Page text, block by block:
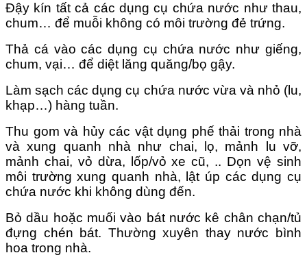
Đậy kín tất cả các dụng cụ chứa nước như thau,
chum… để muỗi không có môi trường đẻ trứng.
Thả cá vào các dụng cụ chứa nước như giếng,
chum, vại… để diệt lăng quăng/bọ gậy.
Làm sạch các dụng cụ chứa nước vừa và nhỏ (lu,
khạp…) hàng tuần.
Thu gom và hủy các vật dụng phế thải trong nhà
và xung quanh nhà như chai, lọ, mảnh lu vỡ,
mảnh chai, vỏ dừa, lốp/vỏ xe cũ, .. Dọn vệ sinh
môi trường xung quanh nhà, lật úp các dụng cụ
chứa nước khi không dùng đến.
Bỏ dầu hoặc muối vào bát nước kê chân chạn/tủ
đựng chén bát. Thường xuyên thay nước bình
hoa trong nhà.